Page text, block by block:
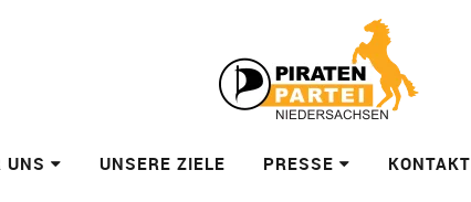
UNS UNSERE ZIELE PRESSE KONTAKT